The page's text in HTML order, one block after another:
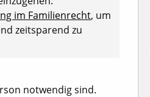
im Familienrecht, um
zeitsparend zu
notwendig sind.